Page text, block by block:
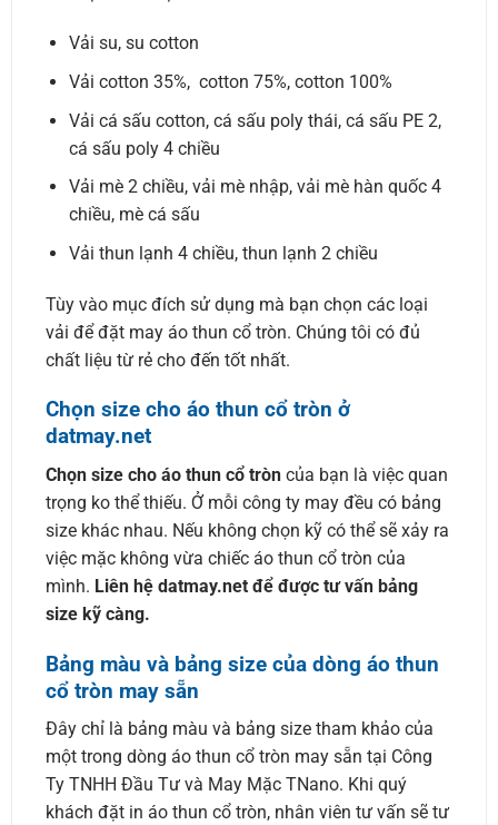
Vải su, su cotton
Vải cotton 35%, cotton 75%, cotton 100%
Vải cá sấu cotton, cá sấu poly thái, cá sấu PE 2,
cá sấu poly 4 chiều
Vải mè 2 chiều, vải mè nhập, vải mè hàn quốc 4
chiều, mè cá sấu
Vải thun lạnh 4 chiều, thun lạnh 2 chiều
Tùy vào mục đích sử dụng mà bạn chọn các loại
vải để đặt may áo thun cổ tròn. Chúng tôi có đủ
chất liệu từ rẻ cho đến tốt nhất.
Chọn size cho áo thun cổ tròn ở
datmay.net
Chọn size cho áo thun cổ tròn của bạn là việc quan
trọng ko thể thiếu. Ở mỗi công ty may đều có bảng
size khác nhau. Nếu không chọn kỹ có thể sẽ xảy ra
việc mặc không vừa chiếc áo thun cổ tròn của
mình. Liên hệ datmay.net để được tư vấn bảng
size kỹ càng.
Bảng màu và bảng size của dòng áo thun
cổ tròn may sẵn
Đây chỉ là bảng màu và bảng size tham khảo của
một trong dòng áo thun cổ tròn may sẵn tại Công
Ty TNHH Đầu Tư và May Mặc TNano. Khi quý
khách đặt in áo thun cổ tròn, nhân viên tư vấn sẽ tư